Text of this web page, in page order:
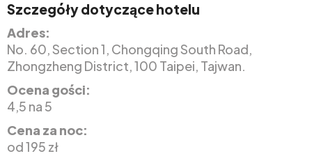
Szczegóły dotyczące hotelu
Adres:
No. 60, Section 1, Chongqing South Road,
Zhongzheng District, 100 Taipei, Tajwan.
Ocena gości:
4,5 na 5
Cena za noc:
od 195 zł